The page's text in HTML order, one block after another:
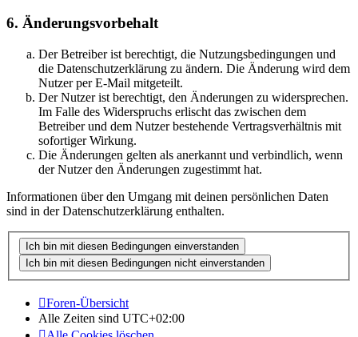
6. Änderungsvorbehalt
Der Betreiber ist berechtigt, die Nutzungsbedingungen und
die Datenschutzerklärung zu ändern. Die Änderung wird dem
Nutzer per E-Mail mitgeteilt.
Der Nutzer ist berechtigt, den Änderungen zu widersprechen.
Im Falle des Widerspruchs erlischt das zwischen dem
Betreiber und dem Nutzer bestehende Vertragsverhältnis mit
sofortiger Wirkung.
Die Änderungen gelten als anerkannt und verbindlich, wenn
der Nutzer den Änderungen zugestimmt hat.
Informationen über den Umgang mit deinen persönlichen Daten
sind in der Datenschutzerklärung enthalten.
Foren-Übersicht
Alle Zeiten sind UTC+02:00